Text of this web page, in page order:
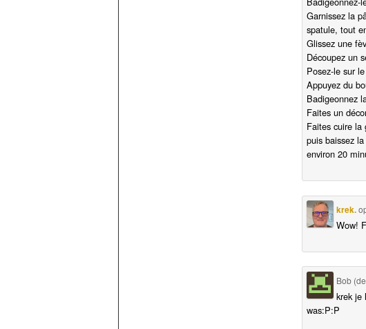
Garnissez la
spatule, tout
Glissez une
Découpez un
Posez-le sur
Appuyez du
Badigeonnez
Faites un
Faites cuire la
puis baissez
environ 20
krek.
Wow!
Bob
krek je
was:P:P